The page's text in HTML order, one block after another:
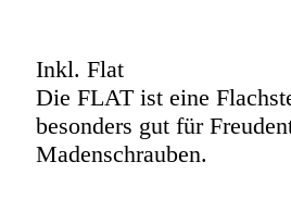
Inkl. Flat
Die FLAT ist eine
besonders gut für
Madenschrauben.